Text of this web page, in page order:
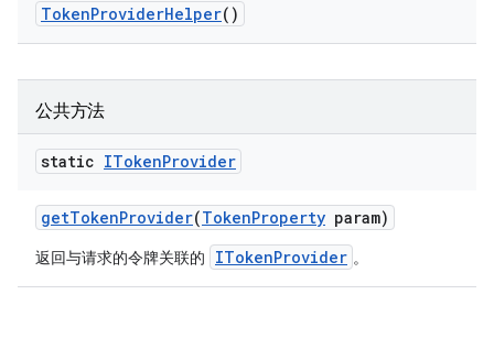
TokenProviderHelper()
公共方法
static ITokenProvider
getTokenProvider(TokenProperty param)
返回与请求的令牌关联的 ITokenProvider 。